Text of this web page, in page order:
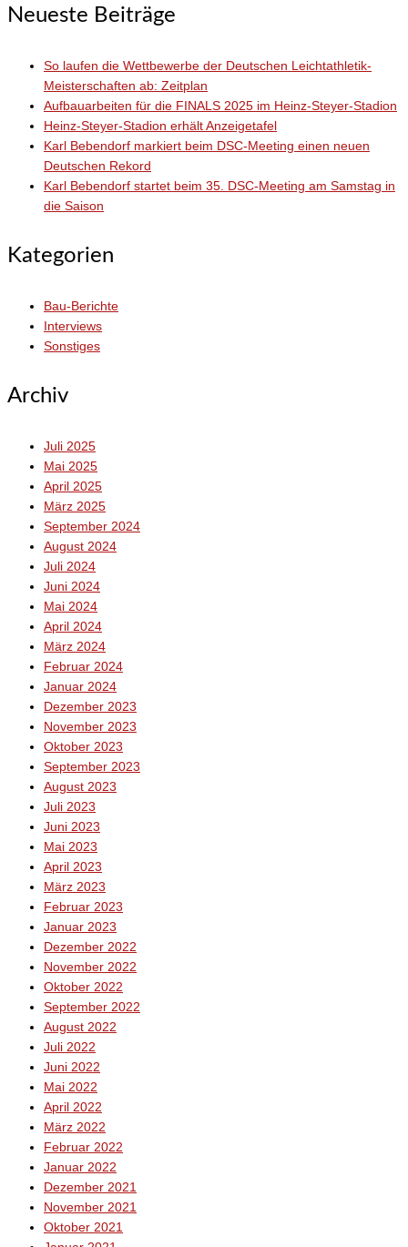
Beiträge
Neueste Beiträge
So laufen die Wettbewerbe der Deutschen Leichtathletik-
Meisterschaften ab: Zeitplan
Aufbauarbeiten für die FINALS 2025 im Heinz-Steyer-Stadion
Heinz-Steyer-Stadion erhält Anzeigetafel
Karl Bebendorf markiert beim DSC-Meeting einen neuen
Deutschen Rekord
Karl Bebendorf startet beim 35. DSC-Meeting am Samstag in
die Saison
Kategorien
Bau-Berichte
Interviews
Sonstiges
Archiv
Juli 2025
Mai 2025
April 2025
März 2025
September 2024
August 2024
Juli 2024
Juni 2024
Mai 2024
April 2024
März 2024
Februar 2024
Januar 2024
Dezember 2023
November 2023
Oktober 2023
September 2023
August 2023
Juli 2023
Juni 2023
Mai 2023
April 2023
März 2023
Februar 2023
Januar 2023
Dezember 2022
November 2022
Oktober 2022
September 2022
August 2022
Juli 2022
Juni 2022
Mai 2022
April 2022
März 2022
Februar 2022
Januar 2022
Dezember 2021
November 2021
Oktober 2021